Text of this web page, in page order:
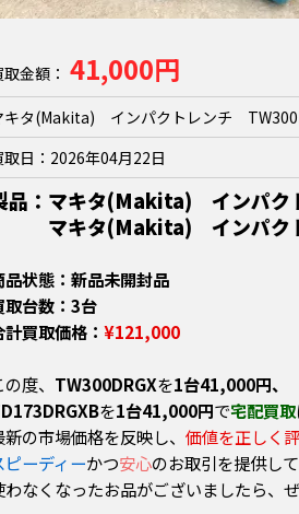
取金額： 41,000円
キタ(Makita) インパクトレンチ
取日： 2026年04月22日
品：マキタ(Makita) インパク
マキタ(Makita) インパク
品状態：新品未開封品
取台数：3台
計買取価格： ¥121,000
の度、 TW300DRGXを1台41,000円、
を1台41,000円で宅配買取
新の市場価格を反映し、 価値を正しく
ピーディーかつ安心のお取引を提供し
わなくなったお品がございましたら、